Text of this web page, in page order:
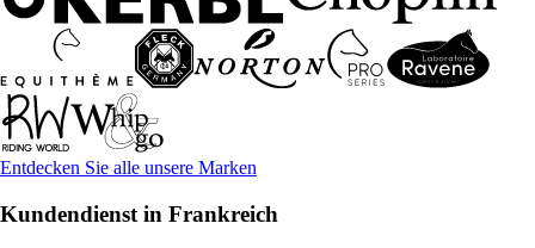
Entdecken Sie alle unsere Marken
Kundendienst in Frankreich